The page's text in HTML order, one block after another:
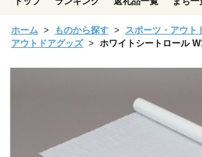
ホーム ものから探す
スポーツ・アウト
アウトドアグッズ
ホワイトシートロール